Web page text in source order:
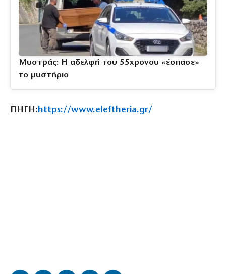
Μυστράς: Η αδελφή του 55χρονου «έσπασε»
το μυστήριο
ΠΗΓΗ:https://www.eleftheria.gr/